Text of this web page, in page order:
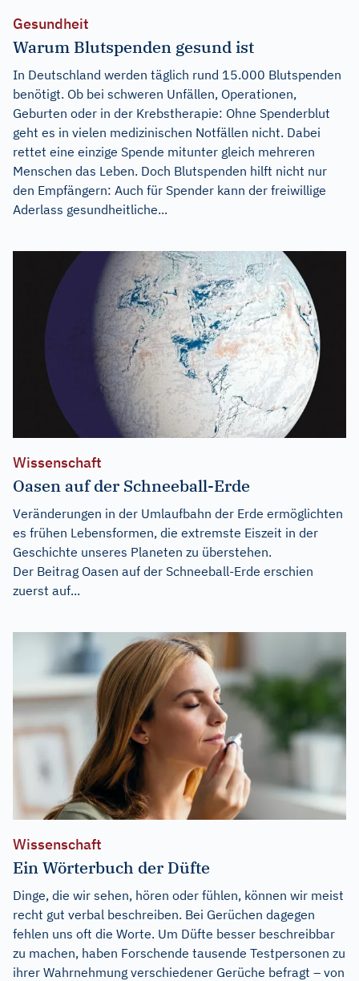
Gesundheit
Warum Blutspenden gesund ist
In Deutschland werden täglich rund 15.000 Blutspenden
benötigt. Ob bei schweren Unfällen, Operationen,
Geburten oder in der Krebstherapie: Ohne Spenderblut
geht es in vielen medizinischen Notfällen nicht. Dabei
rettet eine einzige Spende mitunter gleich mehreren
Menschen das Leben. Doch Blutspenden hilft nicht nur
den Empfängern: Auch für Spender kann der freiwillige
Aderlass gesundheitliche...
Wissenschaft
Oasen auf der Schneeball-Erde
Veränderungen in der Umlaufbahn der Erde ermöglichten
es frühen Lebensformen, die extremste Eiszeit in der
Geschichte unseres Planeten zu überstehen.
Der Beitrag Oasen auf der Schneeball-Erde erschien
zuerst auf...
Wissenschaft
Ein Wörterbuch der Düfte
Dinge, die wir sehen, hören oder fühlen, können wir meist
recht gut verbal beschreiben. Bei Gerüchen dagegen
fehlen uns oft die Worte. Um Düfte besser beschreibbar
zu machen, haben Forschende tausende Testpersonen zu
ihrer Wahrnehmung verschiedener Gerüche befragt – von